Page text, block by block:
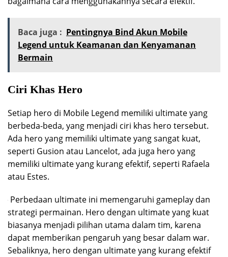
Baca juga : Pentingnya Bind Akun Mobile
Legend untuk Keamanan dan Kenyamanan
Bermain
Ciri Khas Hero
Setiap hero di Mobile Legend memiliki ultimate yang
berbeda-beda, yang menjadi ciri khas hero tersebut.
Ada hero yang memiliki ultimate yang sangat kuat,
seperti Gusion atau Lancelot, ada juga hero yang
memiliki ultimate yang kurang efektif, seperti Rafaela
atau Estes.
Perbedaan ultimate ini memengaruhi gameplay dan
strategi permainan. Hero dengan ultimate yang kuat
biasanya menjadi pilihan utama dalam tim, karena
dapat memberikan pengaruh yang besar dalam war.
Sebaliknya, hero dengan ultimate yang kurang efektif